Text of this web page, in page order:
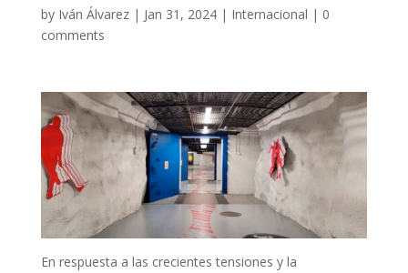
by Iván Álvarez| Jan 31, 2024| Internacional | 0
comments
En respuesta a las crecientes tensiones y la